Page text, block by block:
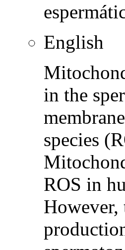
English
in the
species
ROS in
However,